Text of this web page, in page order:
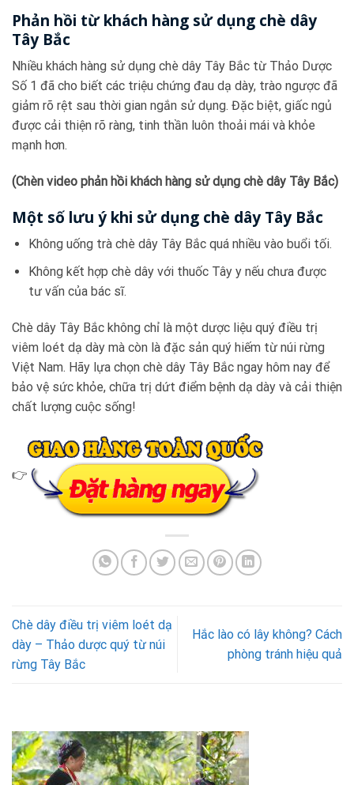
Phản hồi từ khách hàng sử dụng chè dây
Tây Bắc
Nhiều khách hàng sử dụng chè dây Tây Bắc từ Thảo Dược
Số 1 đã cho biết các triệu chứng đau dạ dày, trào ngược đã
giảm rõ rệt sau thời gian ngắn sử dụng. Đặc biệt, giấc ngủ
được cải thiện rõ ràng, tinh thần luôn thoải mái và khỏe
mạnh hơn.
(Chèn video phản hồi khách hàng sử dụng chè dây Tây Bắc)
Một số lưu ý khi sử dụng chè dây Tây Bắc
Không uống trà chè dây Tây Bắc quá nhiều vào buổi tối.
Không kết hợp chè dây với thuốc Tây y nếu chưa được
tư vấn của bác sĩ.
Chè dây Tây Bắc không chỉ là một dược liệu quý điều trị
viêm loét dạ dày mà còn là đặc sản quý hiếm từ núi rừng
Việt Nam. Hãy lựa chọn chè dây Tây Bắc ngay hôm nay để
bảo vệ sức khỏe, chữa trị dứt điểm bệnh dạ dày và cải thiện
chất lượng cuộc sống!
👉
Chè dây điều trị viêm loét dạ
dày – Thảo dược quý từ núi
rừng Tây Bắc
Hắc lào có lây không? Cách
phòng tránh hiệu quả